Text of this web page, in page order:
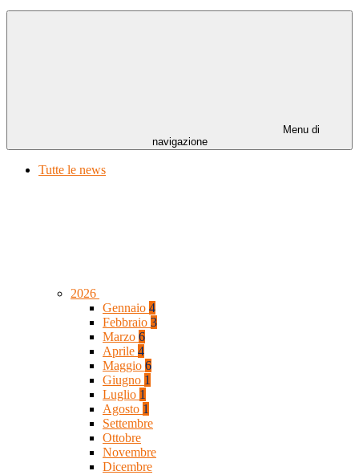
Menu di
navigazione
Tutte le news
2026
Gennaio 4
Febbraio 3
Marzo 6
Aprile 4
Maggio 6
Giugno 1
Luglio 1
Agosto 1
Settembre
Ottobre
Novembre
Dicembre